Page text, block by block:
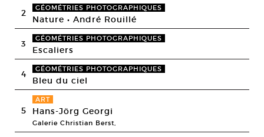
2 GÉOMÉTRIES PHOTOGRAPHIQUES
Nature • André Rouillé
3 GÉOMÉTRIES PHOTOGRAPHIQUES
Escaliers
4 GÉOMÉTRIES PHOTOGRAPHIQUES
Bleu du ciel
5
ART
Hans-Jörg Georgi
Galerie Christian Berst,